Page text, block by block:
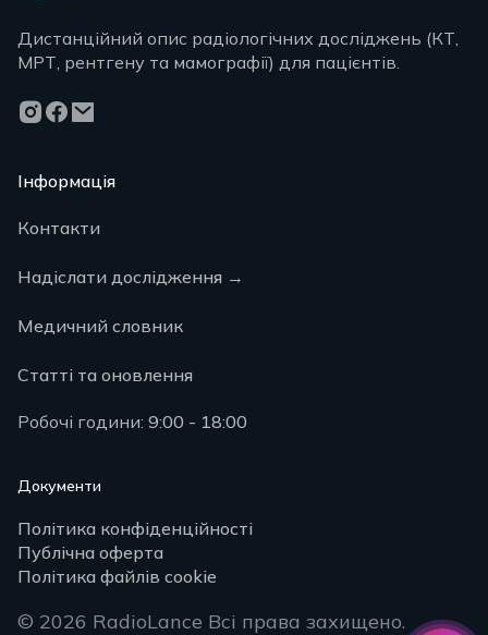
Дистанційний опис радіологічних досліджень (КТ,
МРТ, рентгену та мамографії) для пацієнтів.
Інформація
Контакти
Надіслати дослідження →
Медичний словник
Статті та оновлення
Робочі години: 9:00 - 18:00
Документи
Політика конфіденційності
Публічна оферта
Політика файлів cookie
© 2026 RadioLance Всі права захищено.